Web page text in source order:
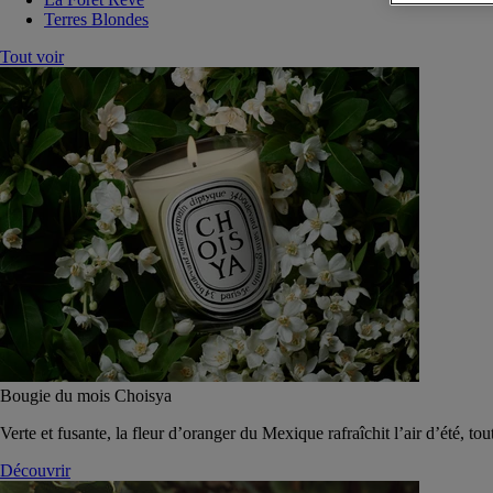
Terres Blondes
Tout voir
Bougie du mois Choisya
Verte et fusante, la fleur d’oranger du Mexique rafraîchit l’air d’été,
Découvrir